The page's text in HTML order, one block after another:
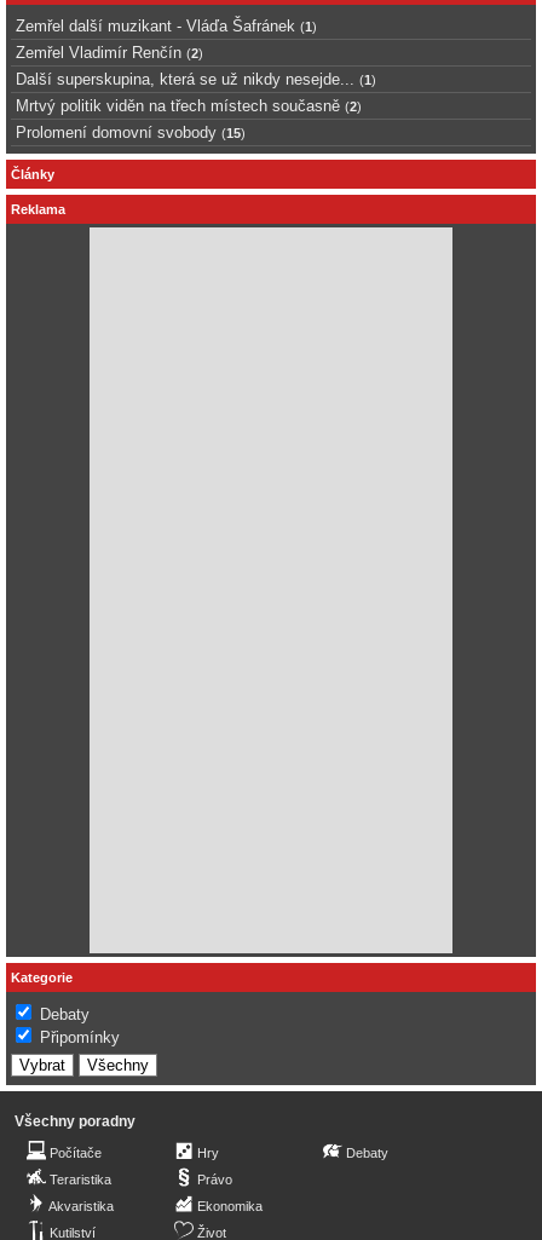
Zemřel další muzikant - Vláďa Šafránek (1)
Zemřel Vladimír Renčín (2)
Další superskupina, která se už nikdy nesejde... (1)
Mrtvý politik viděn na třech místech současně (2)
Prolomení domovní svobody (15)
Články
Reklama
Kategorie
Debaty
Připomínky
Všechny poradny
Počítače
Teraristika
Akvaristika
Kutilství
Hry
Právo
Ekonomika
Život
Debaty